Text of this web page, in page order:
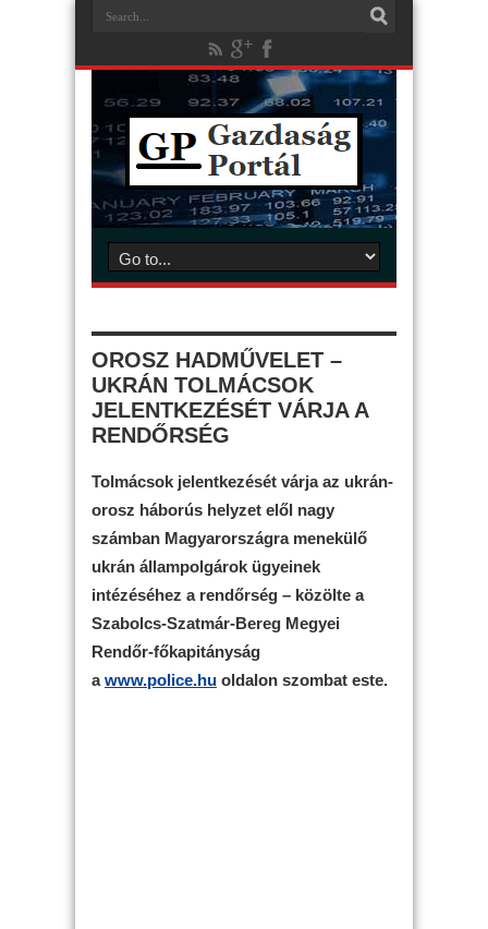
OROSZ HADMŰVELET –
UKRÁN TOLMÁCSOK
JELENTKEZÉSÉT VÁRJA A
RENDŐRSÉG
Tolmácsok jelentkezését várja az ukrán-
orosz háborús helyzet elől nagy
számban Magyarországra menekülő
ukrán állampolgárok ügyeinek
intézéséhez a rendőrség – közölte a
Szabolcs-Szatmár-Bereg Megyei
Rendőr-főkapitányság
awww.police.hu oldalon szombat este.